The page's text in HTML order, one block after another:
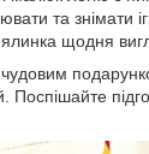
та знімати
ялинка щодня
Поспішайте